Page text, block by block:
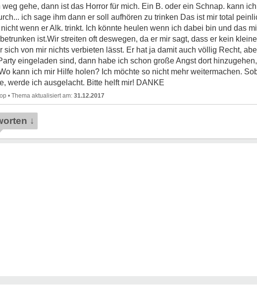
gehe, dann ist das Horror für mich. Ein B. oder ein Schnap. kann
ich sage ihm dann er soll aufhören zu trinken Das ist mir total
wenn er Alk. trinkt. Ich könnte heulen wenn ich dabei bin und das
ist.Wir streiten oft deswegen, da er mir sagt, dass er kein
sich von mir nichts verbieten lässt. Er hat ja damit auch völlig Recht,
eingeladen sind, dann habe ich schon große Angst dort
kann ich mir Hilfe holen? Ich möchte so nicht mehr weitermachen.
werde ich ausgelacht. Bitte helft mir! DANKE
• 31.12.2017
↓